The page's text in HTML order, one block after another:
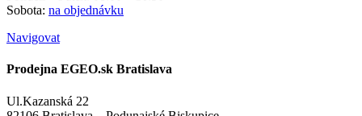
Sobota: na objednávku
Navigovat
Prodejna EGEO.sk Bratislava
Ul.Kazanská 22